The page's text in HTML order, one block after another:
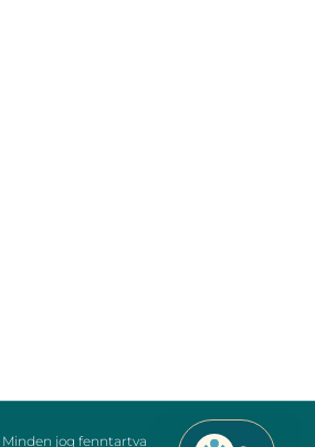
jog fenntartva